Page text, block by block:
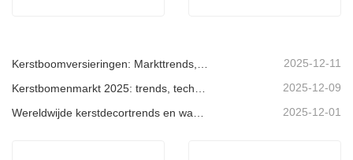
2025-12-11
2025-12-09
Wereldwijde kerstdecortrends en waarom Christmas Queen de markt blijft leiden 2025-12-01